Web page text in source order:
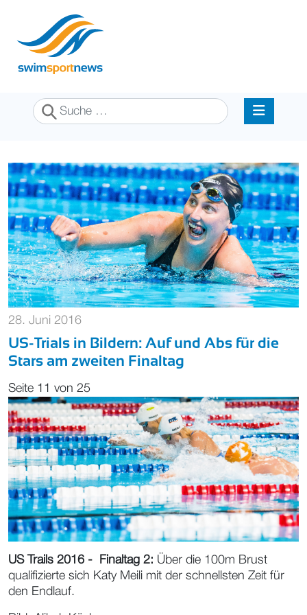
Suchen
28. Juni 2016
US-Trials in Bildern: Auf und Abs für die
Stars am zweiten Finaltag
Seite 11 von 25
US Trails 2016 - Finaltag 2: Über die 100m Brust
qualifizierte sich Katy Meili mit der schnellsten Zeit für
den Endlauf.